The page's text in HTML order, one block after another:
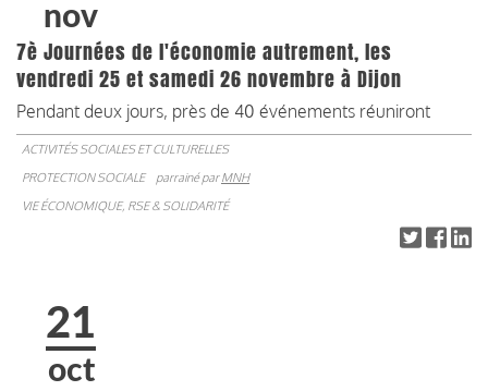
nov
7è Journées de l'économie autrement, les
vendredi 25 et samedi 26 novembre à Dijon
Pendant deux jours, près de 40 événements réuniront
ACTIVITÉS SOCIALES ET CULTURELLES
PROTECTION SOCIALE
parrainé parMNH
VIE ÉCONOMIQUE, RSE & SOLIDARITÉ
21
oct